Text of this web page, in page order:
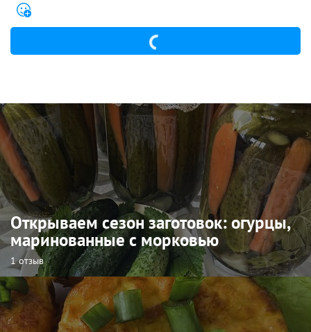
Открываем сезон заготовок: огурцы,
маринованные с морковью
1 отзыв